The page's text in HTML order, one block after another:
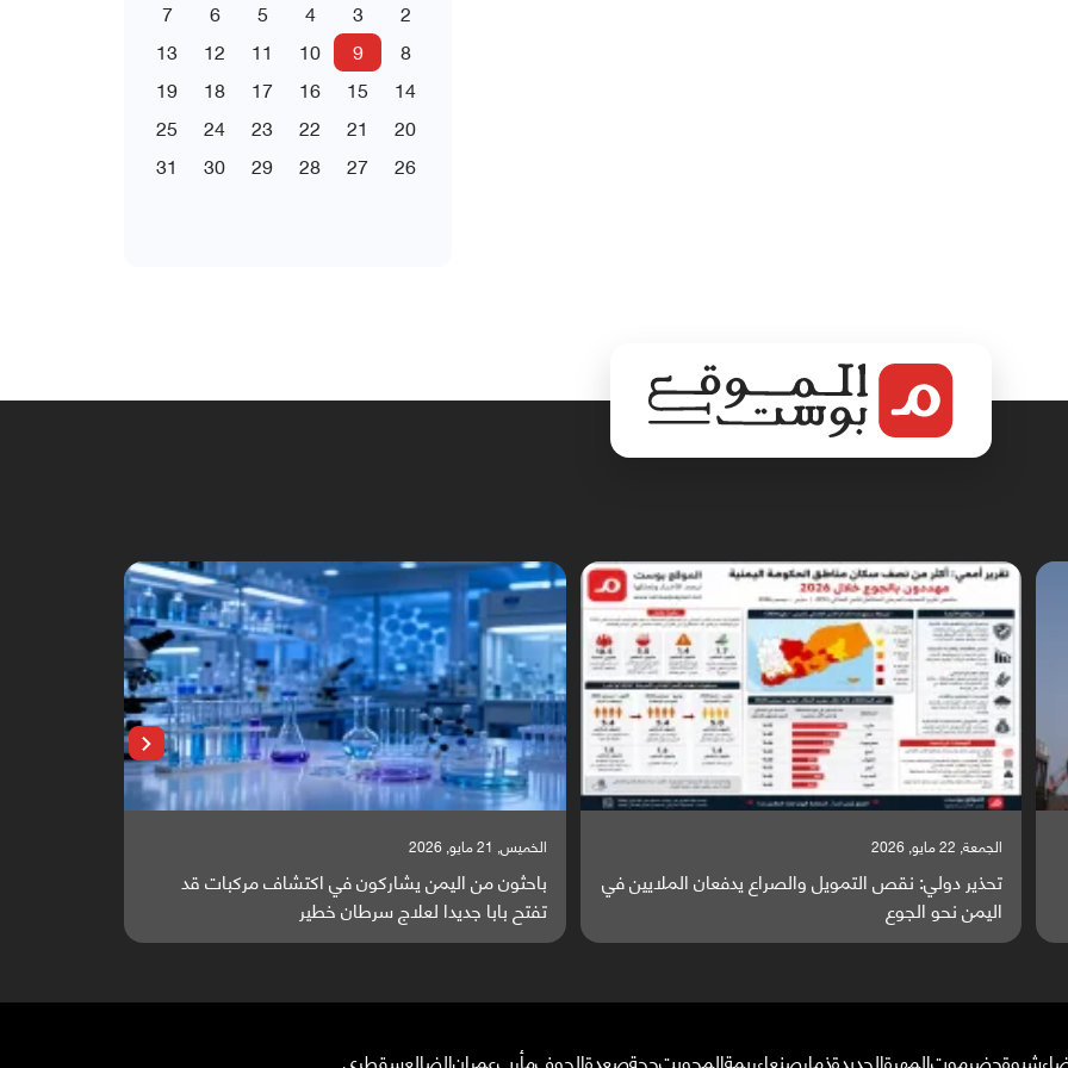
2
3
4
5
6
7
8
9
10
11
12
13
14
15
16
17
18
19
20
21
22
23
24
25
26
27
28
29
30
31
الجمعة, 22 مايو, 2026
تحذير دولي: نقص التمويل والصراع يدفعان الملايين في
اليمن نحو الجوع
الخميس, 21 مايو, 2026
باحثون من اليمن يشاركون في اكتشاف مركبات قد
تفتح بابا جديدا لعلاج سرطان خطير
شبوةحضرموتالمهرةالحديدةذمارصنعاءريمةالمحويتحجةصعدةالجوفمأربعمرانالضالعسقطرى